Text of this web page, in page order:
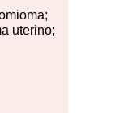
uterino;